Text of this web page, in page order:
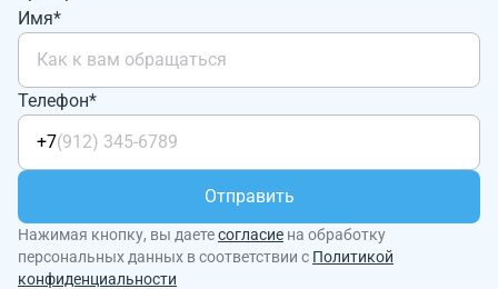
Имя*
Телефон*
+7
Отправить
Нажимая кнопку, вы даетесогласие на обработку
персональных данных в соответствии с Политикой
конфиденциальности